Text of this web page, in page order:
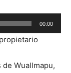
00:00
Wuallmapu,